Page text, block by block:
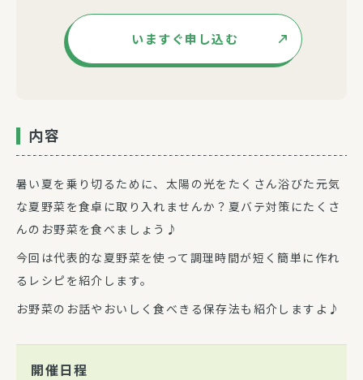
いますぐ申し込む
内容
暑い夏を乗り切るために、太陽の光をたくさん浴びた元気
な夏野菜を食卓に取り入れませんか？夏バテ対策にたくさ
んのお野菜を食べましょう♪
今回は代表的な夏野菜を使って調理時間が短く簡単に作れ
るレシピを紹介します。
お野菜のお話やおいしく食べきる保存法も紹介しますよ♪
開催日程